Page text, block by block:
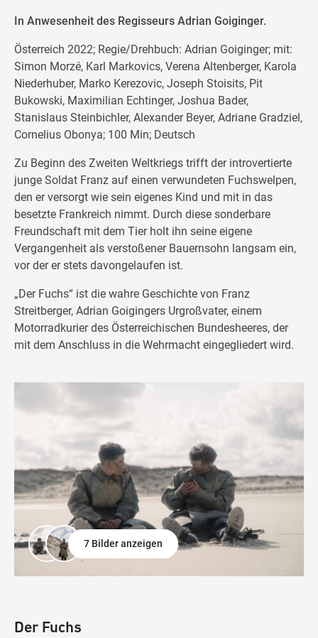
In Anwesenheit des Regisseurs Adrian Goiginger.
Österreich 2022; Regie/Drehbuch: Adrian Goiginger; mit:
Simon Morzé, Karl Markovics, Verena Altenberger, Karola
Niederhuber, Marko Kerezovic, Joseph Stoisits, Pit
Bukowski, Maximilian Echtinger, Joshua Bader,
Stanislaus Steinbichler, Alexander Beyer, Adriane Gradziel,
Cornelius Obonya; 100 Min; Deutsch
Zu Beginn des Zweiten Weltkriegs trifft der introvertierte
junge Soldat Franz auf einen verwundeten Fuchswelpen,
den er versorgt wie sein eigenes Kind und mit in das
besetzte Frankreich nimmt. Durch diese sonderbare
Freundschaft mit dem Tier holt ihn seine eigene
Vergangenheit als verstoßener Bauernsohn langsam ein,
vor der er stets davongelaufen ist.
„Der Fuchs“ ist die wahre Geschichte von Franz
Streitberger, Adrian Goigingers Urgroßvater, einem
Motorradkurier des Österreichischen Bundesheeres, der
mit dem Anschluss in die Wehrmacht eingegliedert wird.
7 Bilder anzeigen
Der Fuchs